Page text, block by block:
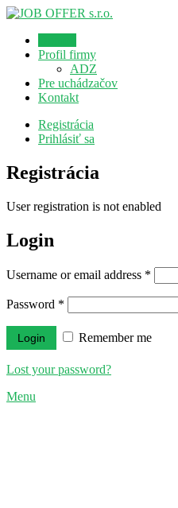
Profil firmy
ADZ
Pre uchádzačov
Kontakt
Registrácia
Prihlásiť sa
Registrácia
User registration is not enabled
Login
Username or email address *
Password *
Remember me
Lost your password?
Menu